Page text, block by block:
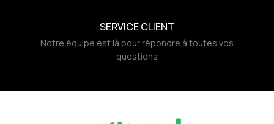
SERVICE CLIENT
Notre équipe est là pour répondre à toutes vos
questions